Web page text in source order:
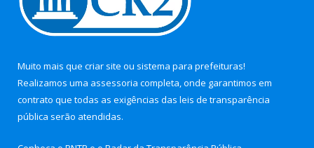
Muito mais que criar site ou sistema para prefeituras!
Realizamos uma assessoria completa, onde garantimos em
contrato que todas as exigências das leis de transparência
pública serão atendidas.